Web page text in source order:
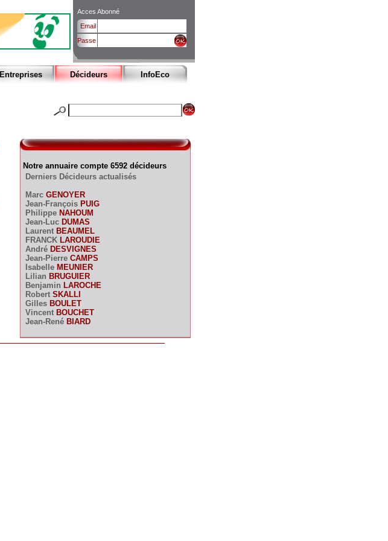
Acces Abonné
Email
Passe
Entreprises Décideurs InfoEco
Notre annuaire compte 6592 décideurs
Derniers Décideurs actualisés
Marc GENOYER
Jean-François PUIG
Philippe NAHOUM
Jean-Luc DUMAS
Laurent BEAUMEL
FRANCK LAROUDIE
André DESVIGNES
Jean-Pierre CAMPS
Isabelle MEUNIER
Lilian BRUGUIER
Benjamin LAROCHE
Robert SKALLI
Gilles BOULET
Vincent BOUCHET
Jean-René BIARD